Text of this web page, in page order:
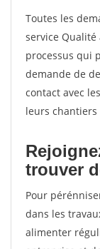
Toutes les
service
processus qui
demande de
contact avec
leurs chantiers
trouver
Pour
dans les
alimenter